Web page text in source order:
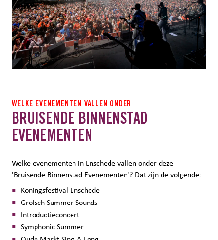
WELKE EVENEMENTEN VALLEN ONDER
BRUISENDE BINNENSTAD
EVENEMENTEN
Welke evenementen in Enschede vallen onder deze
'Bruisende Binnenstad Evenementen'? Dat zijn de volgende:
Koningsfestival Enschede
Grolsch Summer Sounds
Introductieconcert
Symphonic Summer